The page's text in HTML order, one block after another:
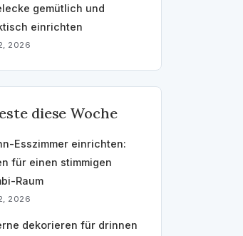
gemütlich und
einrichten
2026
diese Woche
Esszimmer einrichten:
für einen stimmigen
Raum
2026
dekorieren für drinnen